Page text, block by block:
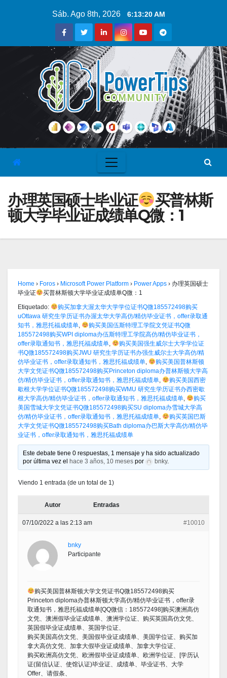
Sáb. Ago 8th, 2026 6:13:21 AM
办理英国硕士毕业证
买普林斯
顿大学毕业证成绩单Q微：1
Home › Foros › Microsoft Power Platform › Power Apps › 办理英国硕士
毕业证
买普林斯顿大学毕业证成绩单Q微：1
Etiquetado:
购买加拿大渥太华大学学位证书Q微185572498购买
uOttawa 研究生学历证书办渥太华大学高仿/精仿毕业证书，offer录取通
知书，雅思托福成绩单,
购买美国伍斯特理工学院文凭证书Q微
185572498购买WPI diploma办伍斯特理工学院高仿/精仿毕业证书，
offer录取通知书，雅思托福成绩单,
购买美国强生威尔士大学学位证
书Q微185572498购买JWU 研究生学历证书办强生威尔士大学高仿/精
仿毕业证书，offer录取通知书，雅思托福成绩单,
购买美国普林斯顿
大学文凭证书Q微185572498购买Princeton diploma办普林斯顿大学高
仿/精仿毕业证书，offer录取通知书，雅思托福成绩单,
购买美国西密
歇根大学学位证书Q微185572498购买WMU 研究生学历证书办西密歇
根大学高仿/精仿毕业证书，offer录取通知书，雅思托福成绩单,
购买
美国雪城大学文凭证书Q微185572498购买SU diploma办雪城大学高
仿/精仿毕业证书，offer录取通知书，雅思托福成绩单,
购买英国巴斯
大学文凭证书Q微185572498购买Bath diploma办巴斯大学高仿/精仿毕
业证书，offer录取通知书，雅思托福成绩单
Este debate tiene 0 respuestas, 1 mensaje y ha sido actualizado
por última vez el
hace 3 años, 10 meses por bnky.
Viendo 1 entrada (de un total de 1)
Autor Entradas
07/10/2022 a las 2:13 am #10010
bnky
Participante
购买美国普林斯顿大学文凭证书Q微185572498购买
Princeton diploma办普林斯顿大学高仿/精仿毕业证书，offer录
取通知书，雅思托福成绩单[QQ微信：185572498]购买澳洲高仿
文凭、澳洲假毕业证成绩单、澳洲学位证、购买英国高仿文凭、
英国假毕业证成绩单、英国学位证、
购买美国高仿文凭、美国假毕业证成绩单、美国学位证、购买加
拿大高仿文凭、加拿大假毕业证成绩单、加拿大学位证、
购买欧洲高仿文凭、欧洲假毕业证成绩单、欧洲学位证、[学历认
证(留信认证、使馆认证)毕业证、成绩单、毕业证书、大学
Offer、请假条、